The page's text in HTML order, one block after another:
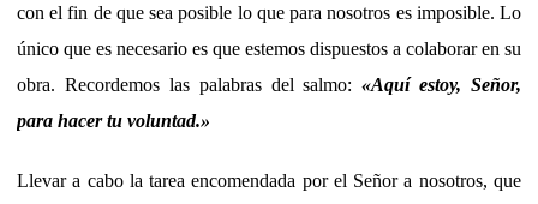
con el fin de que sea posible lo que para nosotros es imposible. Lo
único que es necesario es que estemos dispuestos a colaborar en su
obra. Recordemos las palabras del salmo:«Aquí estoy, Señor,
para hacer tu voluntad.»
Llevar a cabo la tarea encomendada por el Señor a nosotros, que